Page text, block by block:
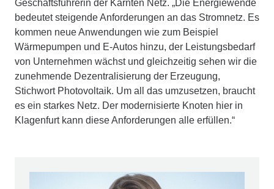
Geschäftsführerin der Kärnten Netz. „Die Energiewende
bedeutet steigende Anforderungen an das Stromnetz. Es
kommen neue Anwendungen wie zum Beispiel
Wärmepumpen und E-Autos hinzu, der Leistungsbedarf
von Unternehmen wächst und gleichzeitig sehen wir die
zunehmende Dezentralisierung der Erzeugung,
Stichwort Photovoltaik. Um all das umzusetzen, braucht
es ein starkes Netz. Der modernisierte Knoten hier in
Klagenfurt kann diese Anforderungen alle erfüllen.“